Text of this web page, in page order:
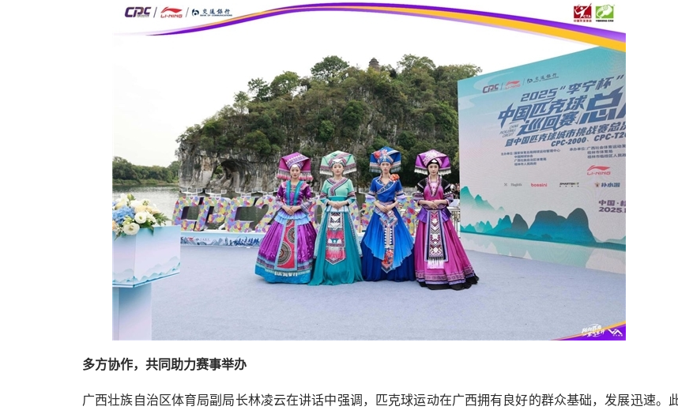
多方协作，共同助力赛事举办
广西壮族自治区体育局副局长林凌云在讲话中强调，匹克球运动在广西拥有良好的群众基础，发展迅速。